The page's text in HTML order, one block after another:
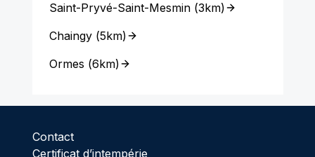
Saint-Pryvé-Saint-Mesmin(3km)
Chaingy(5km)
Ormes (6km)
Contact
Certificat d’intempérie